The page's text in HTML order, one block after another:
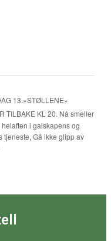
13.»STØLLENE»
TILBAKE KL 20. Nå smeller
i galskapens og
tjeneste, Gå ikke glipp av